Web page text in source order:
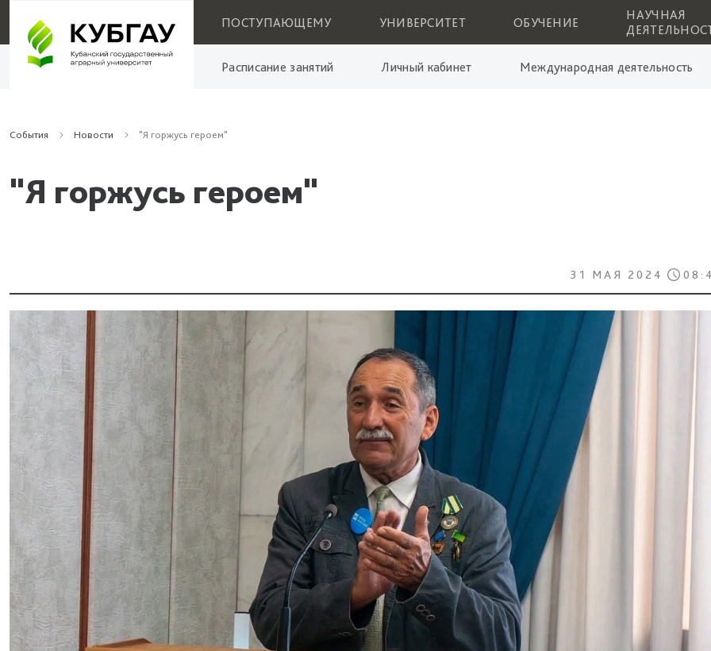
ПОСТУПАЮЩЕМУ УНИВЕРСИТЕТ ОБУЧЕНИЕ
НАУЧНАЯ
Расписание занятий Личный кабинет Международная деятельность
События Новости "Я горжусь героем"
"Я горжусь героем"
31 МАЯ 2024